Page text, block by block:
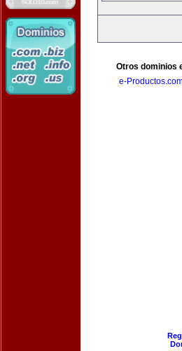
Otros dominios
e-